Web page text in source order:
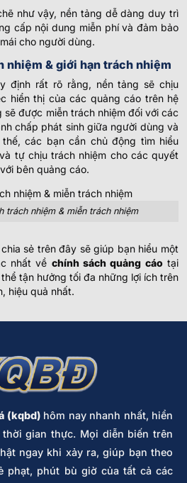
như vậy, nền tảng dễ dàng duy trì
cấp nội dung miễn phí và đảm bảo
cho người dùng.
nhiệm & giới hạn trách nhiệm
định rất rõ rằng, nền tảng sẽ chịu
hiển thị của các quảng cáo trên hệ
sẽ được miễn trách nhiệm đối với các
chấp phát sinh giữa người dùng và
các bạn cần chủ động tìm hiểu
tự chịu trách nhiệm cho các quyết
bên quảng cáo.
trách nhiệm & miễn trách nhiệm
sẻ trên đây sẽ giúp bạn hiểu một
nhất về chính sách quảng cáotại
tận hưởng tối đa những lợi ích trên
hiệu quả nhất.
(kqbd) hôm nay nhanh nhất, hiển
gian thực. Mọi diễn biến trên
ngay khi xảy ra, giúp bạn theo
phạt, phút bù giờ của tất cả các